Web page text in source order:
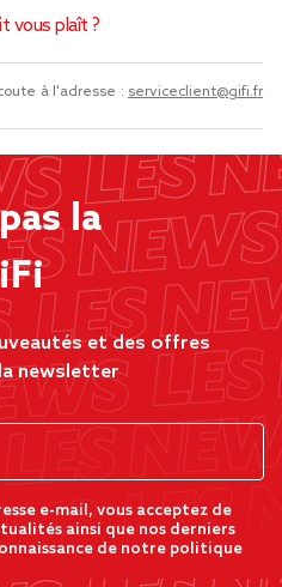
vous plaît ?
à l'adresse : serviceclient@gifi.fr
la
et des offres
newsletter
e-mail, vous acceptez de
ainsi que nos derniers
de notre politique